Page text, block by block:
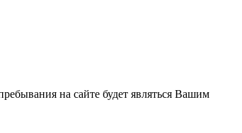
на сайте будет являться Вашим